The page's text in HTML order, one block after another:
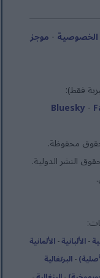
- موجز
فقط):
Bluesky -
النشر الدولية.
-الألبانية-الألمانية
-البرتغالية